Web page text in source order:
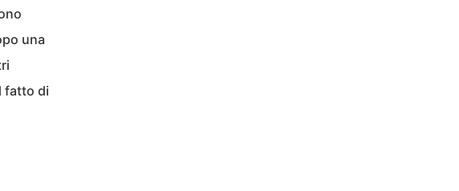
una
fatto di